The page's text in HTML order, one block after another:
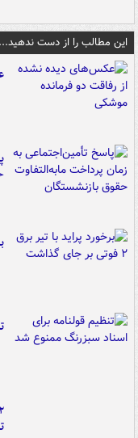
این مطالب را از دست